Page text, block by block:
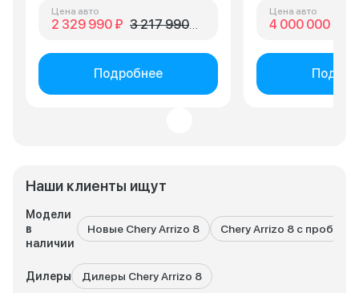
Наши клиенты ищут
Модели
в
наличии
Новые Chery Arrizo 8 Chery Arrizo 8 с пробегом
Дилеры Дилеры Chery Arrizo 8
Цена авто
2 329 990 ₽ 3 217 990 ₽
Подробнее
Цена авто
4 000 000 ₽